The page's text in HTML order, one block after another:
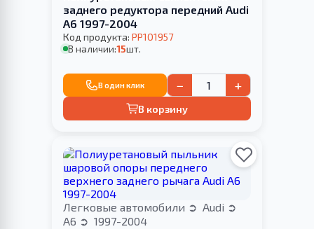
заднего редуктора передний Audi
A6 1997-2004
Код продукта: PP101957
В наличии:15шт.
В один клик − +
В корзину
Легковые автомобили
Audi
A6
1997-2004